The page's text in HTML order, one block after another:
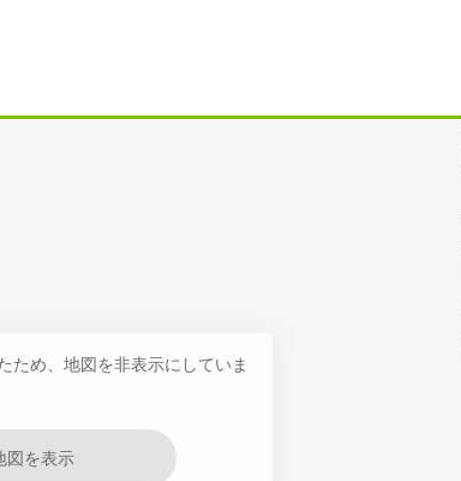
ため、地図を非表示にしていま
図を表示